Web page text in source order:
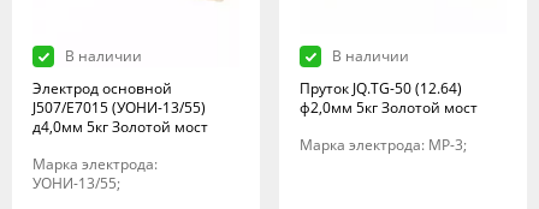
В наличии
Электрод основной
J507/E7015 (УОНИ-13/55)
д4,0мм 5кг Золотой мост
Марка электрода:
УОНИ-13/55;
В наличии
Пруток JQ.TG-50 (12.64)
ф2,0мм 5кг Золотой мост
Марка электрода: МР-3;